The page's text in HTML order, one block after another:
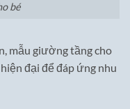
bé
mẫu giường tầng cho
đại để đáp ứng nhu